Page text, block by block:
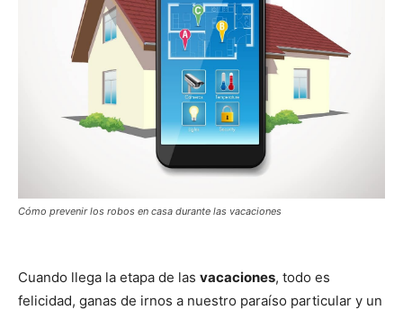
Cómo prevenir los robos en casa durante las vacaciones
Cuando llega la etapa de las vacaciones, todo es
felicidad, ganas de irnos a nuestro paraíso particular y un